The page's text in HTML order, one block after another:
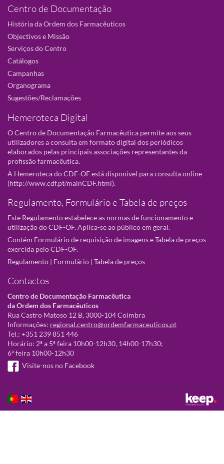
Centro de Documentação
História da Ordem dos Farmacêuticos
Objectivos e Missão
Serviços do Centro
Catálogos
Campanhas
Organograma
Sugestões/Reclamações
Hemeroteca Digital
O Centro de Documentação Farmacêutica permite aos seus
utilizadores a consulta em formato digital dos periódicos
elaborados pelas principais associações representantes da
profissão farmacêutica.
A Hemeroteca do CDF-OF está disponivel para consulta online
(http://www.cdf.pt/mainCDF.html).
Regulamento, Formulário e Tabela de preços
Este Regulamento estabelece as normas de funcionamento e
utilização do CDF-OF. Aplica-se ao público em geral.
Contém Formulário de requisição de imagens e Tabela de preços
exercida pelo CDF-OF.
Regulamento | Formulário | Tabela de preços
Contactos
Centro de Documentação Farmacêutica
da Ordem dos Farmacêuticos
Rua Castro Matoso 12 B, 3000-104 Coimbra
Informações: regional.centro@ordemfarmaceuticos.pt
Tel.: +351 239 851 446
Horário: 2ª a 5ª feira 10h00-12h30, 14h00-17h30;
6ª feira 10h00-12h30
Visite-nos no Facebook